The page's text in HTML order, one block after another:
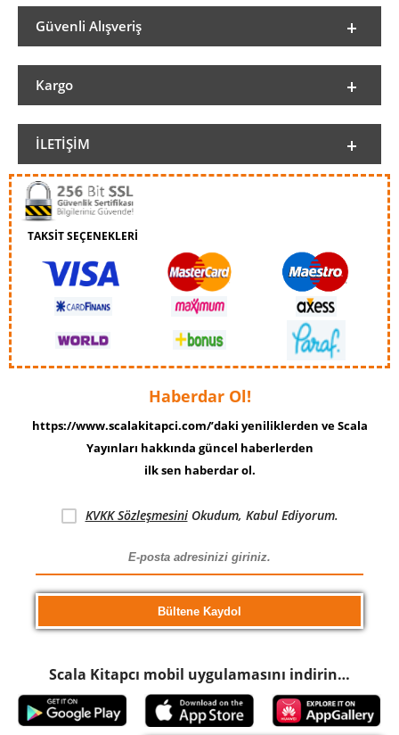
Güvenli Alışveriş
Kargo
İLETIŞIM
TAKSİT SEÇENEKLERİ
Haberdar Ol!
https://www.scalakitapci.com/’daki yeniliklerden ve Scala
Yayınları hakkında güncel haberlerden
ilk sen haberdar ol.
KVKK SözleşmesiniOkudum, Kabul Ediyorum.
Scala Kitapcı mobil uygulamasını indirin…